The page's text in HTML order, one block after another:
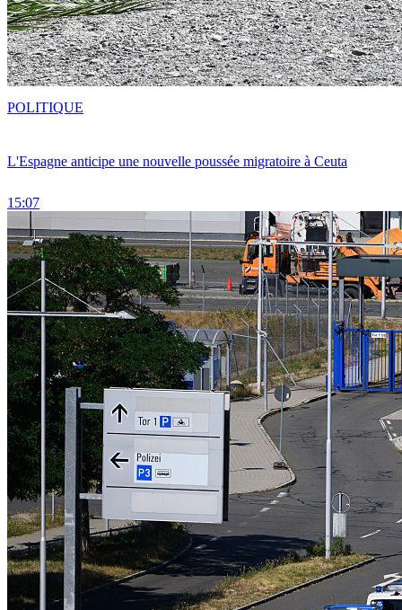
L'Espagne anticipe une nouvelle poussée migratoire à Ceuta
15:07
POLITIQUE